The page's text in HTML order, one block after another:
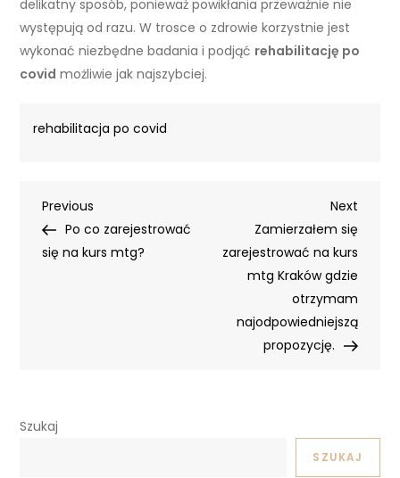
delikatny sposób, ponieważ powikłania przeważnie nie
występują od razu. W trosce o zdrowie korzystnie jest
wykonać niezbędne badania i podjąć rehabilitację po
covid możliwie jak najszybciej.
rehabilitacja po covid
Nawigacja
wpisu
Previous
Post
Previous
Po co zarejestrować
się na kurs mtg?
Next
Post
Next
Zamierzałem się
zarejestrować na kurs
mtg Kraków gdzie
otrzymam
najodpowiedniejszą
propozycję.
Szukaj
SZUKAJ